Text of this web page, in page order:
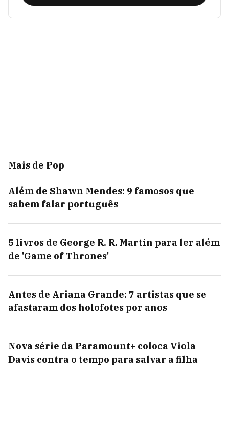
Mais de Pop
Além de Shawn Mendes: 9 famosos que
sabem falar português
5 livros de George R. R. Martin para ler além
de 'Game of Thrones'
Antes de Ariana Grande: 7 artistas que se
afastaram dos holofotes por anos
Nova série da Paramount+ coloca Viola
Davis contra o tempo para salvar a filha